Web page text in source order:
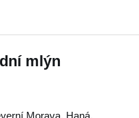
mlýn
Morava, Haná,